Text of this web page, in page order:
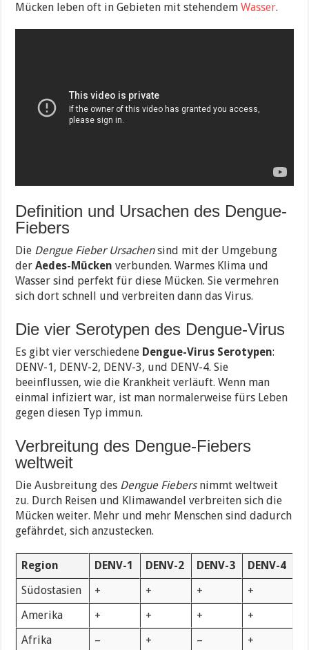
Mücken leben oft in Gebieten mit stehendemWasser.
Definition und Ursachen des Dengue-
Fiebers
Die Dengue Fieber Ursachensind mit der Umgebung
derAedes-Mücken verbunden. Warmes Klima und
Wasser sind perfekt für diese Mücken. Sie vermehren
sich dort schnell und verbreiten dann das Virus.
Die vier Serotypen des Dengue-Virus
Es gibt vier verschiedene Dengue-Virus Serotypen:
DENV-1, DENV-2, DENV-3, und DENV-4. Sie
beeinflussen, wie die Krankheit verläuft. Wenn man
einmal infiziert war, ist man normalerweise fürs Leben
gegen diesen Typ immun.
Verbreitung des Dengue-Fiebers
weltweit
Die Ausbreitung des Dengue Fiebersnimmt weltweit
zu. Durch Reisen und Klimawandel verbreiten sich die
Mücken weiter. Mehr und mehr Menschen sind dadurch
gefährdet, sich anzustecken.
Region DENV-1 DENV-2 DENV-3
DENV-4
Südostasien
+ + +
+
Amerika
+ + +
+
Afrika
– + –
+